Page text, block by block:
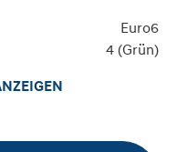
Euro6
4 (Grün)